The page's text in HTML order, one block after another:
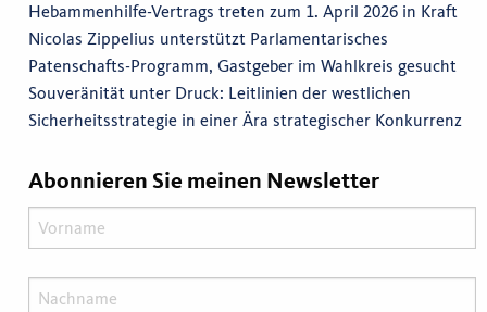
Hebammenhilfe-Vertrags treten zum 1. April 2026 in Kraft
Nicolas Zippelius unterstützt Parlamentarisches
Patenschafts-Programm, Gastgeber im Wahlkreis gesucht
Souveränität unter Druck: Leitlinien der westlichen
Sicherheitsstrategie in einer Ära strategischer Konkurrenz
Abonnieren Sie meinen Newsletter